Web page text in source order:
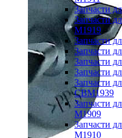
Запчасти
Запчасти
M1919
Запчасти
Запчасти
Запчасти
Запчасти
Запчасти
CBM1939
Запчасти
M1909
Запчасти
M1910